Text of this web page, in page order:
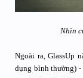
Nhìn
Ngoài ra, GlassUp
dụng bình thường)